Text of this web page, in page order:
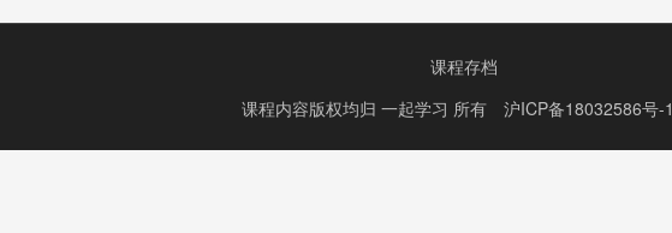
课程存档
课程内容版权均归 一起学习 所有 沪ICP备18032586号-1